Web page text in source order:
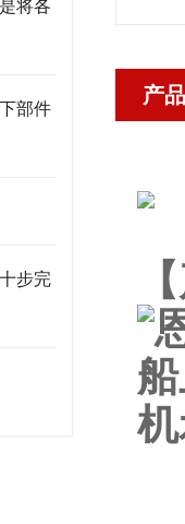
将各
部件
步完
产